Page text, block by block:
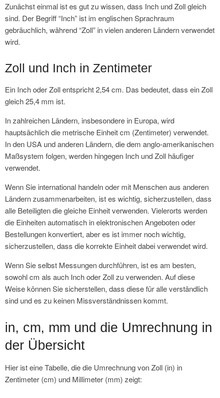
Zunächst einmal ist es gut zu wissen, dass Inch und Zoll gleich
sind. Der Begriff “Inch” ist im englischen Sprachraum
gebräuchlich, während “Zoll” in vielen anderen Ländern verwendet
wird.
Zoll und Inch in Zentimeter
Ein Inch oder Zoll entspricht 2,54 cm. Das bedeutet, dass ein Zoll
gleich 25,4 mm ist.
In zahlreichen Ländern, insbesondere in Europa, wird
hauptsächlich die metrische Einheit cm (Zentimeter) verwendet.
In den USA und anderen Ländern, die dem anglo-amerikanischen
Maßsystem folgen, werden hingegen Inch und Zoll häufiger
verwendet.
Wenn Sie international handeln oder mit Menschen aus anderen
Ländern zusammenarbeiten, ist es wichtig, sicherzustellen, dass
alle Beteiligten die gleiche Einheit verwenden. Vielerorts werden
die Einheiten automatisch in elektronischen Angeboten oder
Bestellungen konvertiert, aber es ist immer noch wichtig,
sicherzustellen, dass die korrekte Einheit dabei verwendet wird.
Wenn Sie selbst Messungen durchführen, ist es am besten,
sowohl cm als auch Inch oder Zoll zu verwenden. Auf diese
Weise können Sie sicherstellen, dass diese für alle verständlich
sind und es zu keinen Missverständnissen kommt.
in, cm, mm und die Umrechnung in
der Übersicht
Hier ist eine Tabelle, die die Umrechnung von Zoll (in) in
Zentimeter (cm) und Millimeter (mm) zeigt: